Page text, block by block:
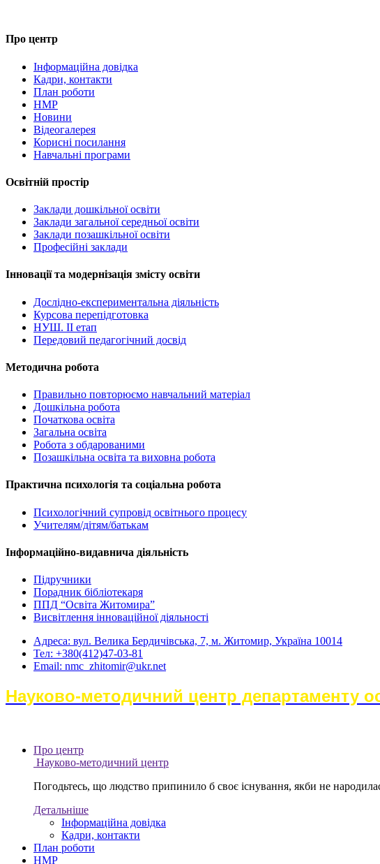
Про центр
Інформаційна довідка
Кадри, контакти
План роботи
НМР
Новини
Відеогалерея
Корисні посилання
Навчальні програми
Освітній простір
Заклади дошкільної освіти
Заклади загальної середньої освіти
Заклади позашкільної освіти
Професійні заклади
Інновації та модернізація змісту освіти
Дослідно-експериментальна діяльність
Курсова перепідготовка
НУШ. ІІ етап
Передовий педагогічний досвід
Методична робота
Правильно повторюємо навчальний матеріал
Дошкільна робота
Початкова освіта
Загальна освіта
Робота з обдарованими
Позашкільна освіта та виховна робота
Практична психологія та соціальна робота
Психологічний супровід освітнього процесу
Учителям/дітям/батькам
Інформаційно-видавнича діяльність
Підручники
Порадник бібліотекаря
ППД “Освіта Житомира”
Висвітлення інноваційної діяльності
Адреса: вул. Велика Бердичівська, 7, м. Житомир, Україна 10014
Тел: +380(412)47-03-81
Email: nmc_zhitomir@ukr.net
Науково-методичний центр департаменту
Про центр
Науково-методичний центр
Погодьтесь, що людство припинило б своє існування, якби не
Детальніше
Інформаційна довідка
Кадри, контакти
План роботи
НМР